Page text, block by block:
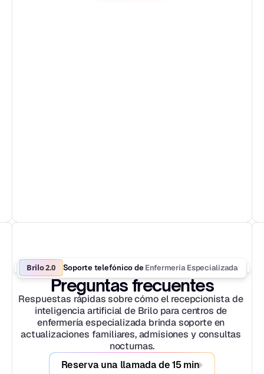
Brilo 2.0 Soporte telefónico de Enfermería Especializada
Preguntas frecuentes
Respuestas rápidas sobre cómo el recepcionista de
inteligencia artificial de Brilo para centros de
enfermería especializada brinda soporte en
actualizaciones familiares, admisiones y consultas
nocturnas.
Reserva una llamada de 15 min